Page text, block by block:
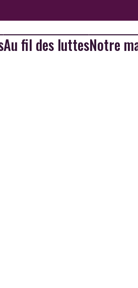
Au fil des luttesNotre